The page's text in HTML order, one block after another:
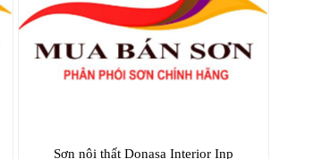
Sơn nội thất Donasa Interior Inp